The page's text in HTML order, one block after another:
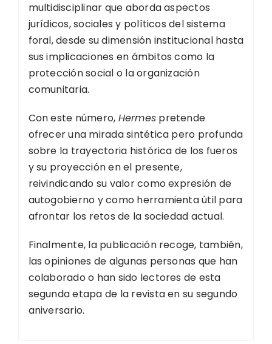
multidisciplinar que aborda aspectos
jurídicos, sociales y políticos del sistema
foral, desde su dimensión institucional hasta
sus implicaciones en ámbitos como la
protección social o la organización
comunitaria.
Con este número, Hermes pretende
ofrecer una mirada sintética pero profunda
sobre la trayectoria histórica de los fueros
y su proyección en el presente,
reivindicando su valor como expresión de
autogobierno y como herramienta útil para
afrontar los retos de la sociedad actual.
Finalmente, la publicación recoge, también,
las opiniones de algunas personas que han
colaborado o han sido lectores de esta
segunda etapa de la revista en su segundo
aniversario.